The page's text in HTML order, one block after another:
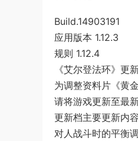
Build.14903191
应用版本 1.12.3
规则 1.12.4
《艾尔登法环》更
为调整资料片《黄
请将游戏更新至最
更新档主要更新内容
对人战斗时的平衡